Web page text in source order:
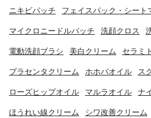
ニキビパッチ フェイスパック・シート
マイクロニードルパッチ 洗顔クロス
電動洗顔ブラシ 美白クリーム セラミ
プラセンタクリーム ホホバオイル ス
ローズヒップオイル マルラオイル ナ
ほうれい線クリーム シワ改善クリーム